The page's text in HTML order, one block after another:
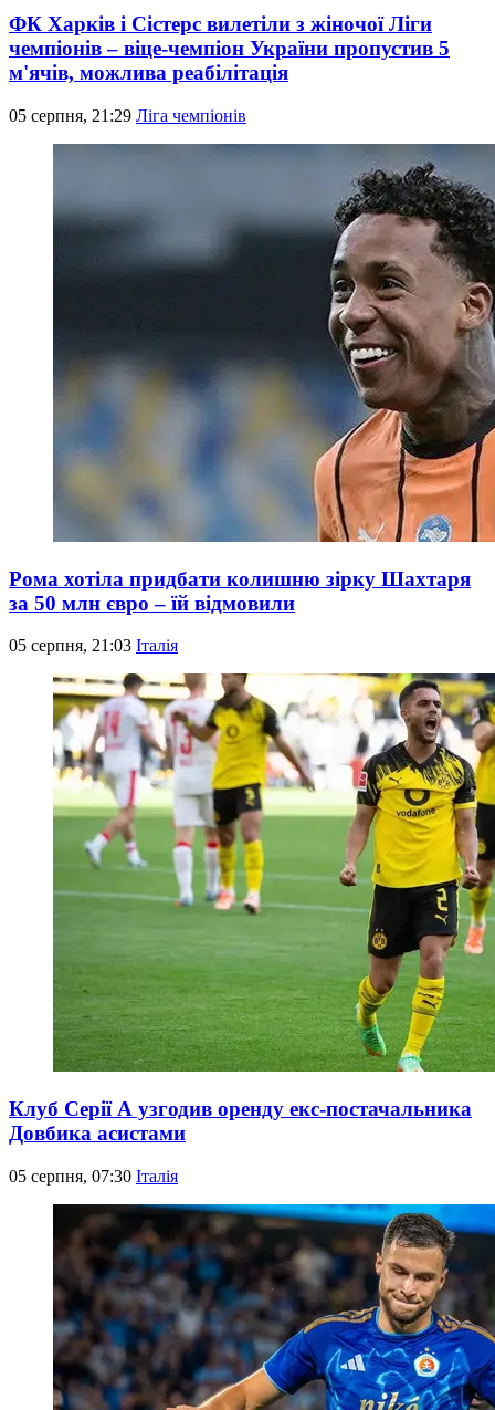
ФК Харків і Сістерс вилетіли з жіночої Ліги
чемпіонів – віце-чемпіон України пропустив 5
м'ячів, можлива реабілітація
05 серпня, 21:29 Ліга чемпіонів
Рома хотіла придбати колишню зірку Шахтаря
за 50 млн євро – їй відмовили
05 серпня, 21:03 Італія
Клуб Серії А узгодив оренду екс-постачальника
Довбика асистами
05 серпня, 07:30 Італія